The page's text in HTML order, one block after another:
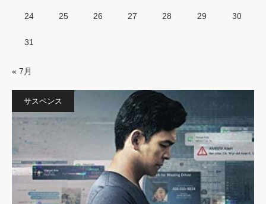
24 25 26 27 28 29 30
31
« 7月
サスペンス